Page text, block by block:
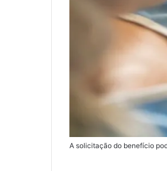
A solicitação do benefício